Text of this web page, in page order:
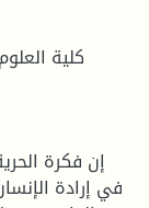
كلية
إن فكرة
في إرادة